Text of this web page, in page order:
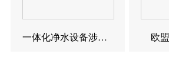
一体化净水设备涉水卫生许可批件 欧